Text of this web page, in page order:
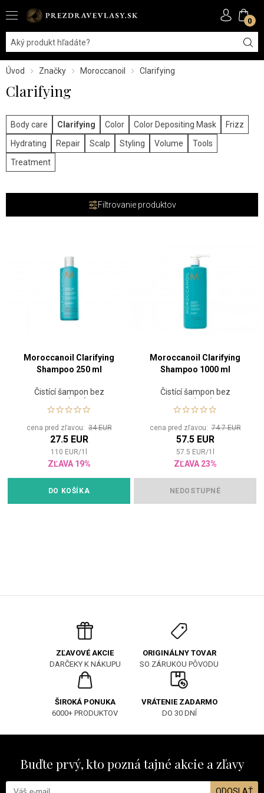
0
Úvod Značky Moroccanoil Clarifying
Clarifying
Body care Clarifying Color Color Depositing Mask
Frizz
Hydrating
Repair Scalp Styling Volume
Tools
Treatment
Filtrovanie produktov
Moroccanoil Clarifying
Shampoo 250 ml
Čistící šampon bez
parabenů
cena pred zľavou:34 EUR
27.5 EUR
110 EUR/1
ZĽAVA 19%
DO KOŠÍKA
Moroccanoil Clarifying
Shampoo 1000 ml
Čistící šampon bez
parabenů
cena pred zľavou:74.7 EUR
57.5 EUR
57.5 EUR/1
ZĽAVA 23%
NEDOSTUPNÉ
ZĽAVOVÉ AKCIE
DARČEKY K NÁKUPU
ORIGINÁLNY TOVAR
SO ZÁRUKOU PÔVODU
ŠIROKÁ PONUKA
6000+ PRODUKTOV
VRÁTENIE ZADARMO
DO 30 DNÍ
Buďte prvý, kto pozná tajné akcie a zľavy